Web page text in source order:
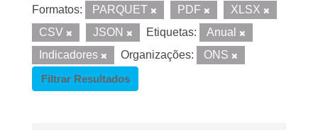
Formatos: PARQUET PDF
XLSX
CSV
JSON Etiquetas:
Anual
Indicadores
Organizações:
ONS
Filtrar Resultados